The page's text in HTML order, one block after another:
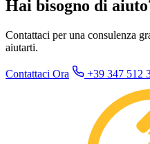
Hai bisogno di
Contattaci per una consulenza
aiutarti.
Contattaci Ora +39 347 512